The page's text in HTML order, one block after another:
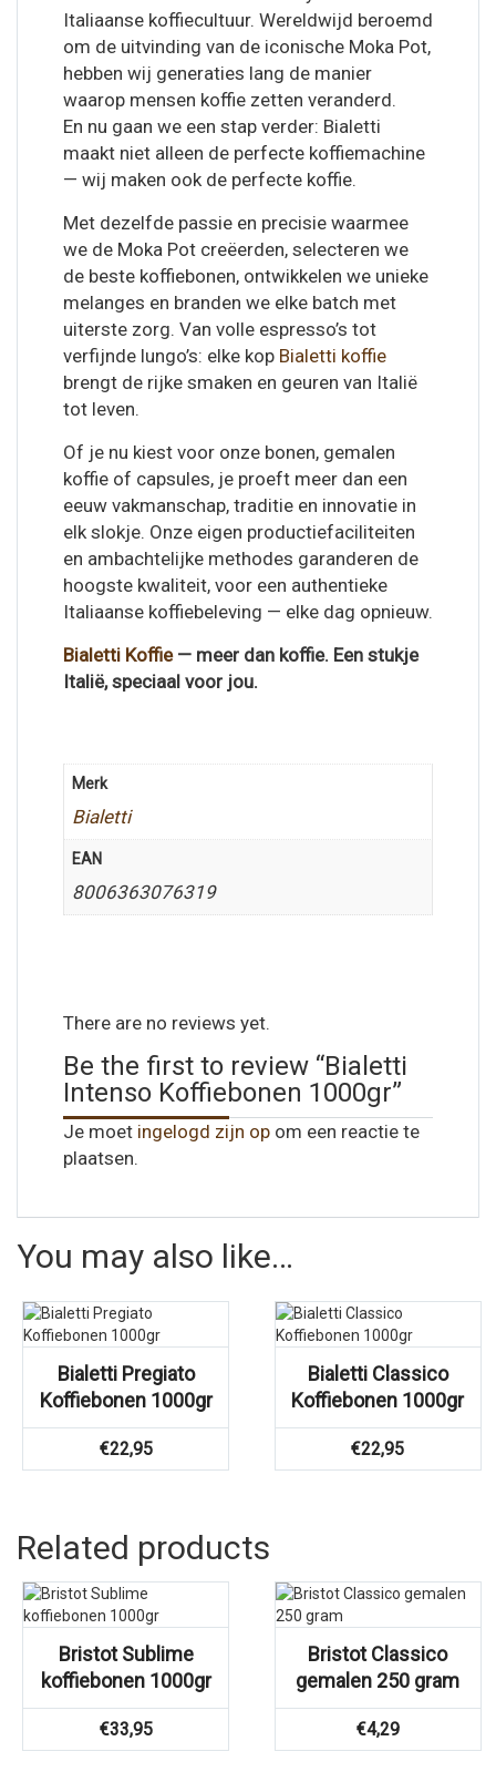
Italiaanse koffiecultuur. Wereldwijd beroemd
om de uitvinding van de iconische Moka Pot,
hebben wij generaties lang de manier
waarop mensen koffie zetten veranderd.
En nu gaan we een stap verder: Bialetti
maakt niet alleen de perfecte koffiemachine
— wij maken ook de perfecte koffie.
Met dezelfde passie en precisie waarmee
we de Moka Pot creëerden, selecteren we
de beste koffiebonen, ontwikkelen we unieke
melanges en branden we elke batch met
uiterste zorg. Van volle espresso’s tot
verfijnde lungo’s: elke kop Bialetti koffie
brengt de rijke smaken en geuren van Italië
tot leven.
Of je nu kiest voor onze bonen, gemalen
koffie of capsules, je proeft meer dan een
eeuw vakmanschap, traditie en innovatie in
elk slokje. Onze eigen productiefaciliteiten
en ambachtelijke methodes garanderen de
hoogste kwaliteit, voor een authentieke
Italiaanse koffiebeleving — elke dag opnieuw.
Bialetti Koffie— meer dan koffie. Een stukje
Italië, speciaal voor jou.
Merk
Bialetti
EAN
8006363076319
There are no reviews yet.
Be the first to review “Bialetti
Intenso Koffiebonen 1000gr”
Je moet ingelogd zijn op om een reactie te
plaatsen.
You may also like…
Bialetti Pregiato
Koffiebonen 1000gr
€22,95
Bialetti Classico
Koffiebonen 1000gr
€22,95
Related products
Bristot Sublime
koffiebonen 1000gr
€33,95
Bristot Classico
gemalen 250 gram
€4,29